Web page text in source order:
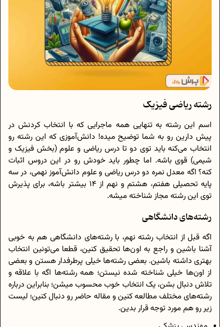
رشته ریاضی فیزیک
اسم این رشته به تنهایی همه ماجرایی که با انتخاب کردنش در
پیش دارین رو به شما توضیح میده! دانش‌آموزی که این رشته رو
انتخاب می‌کنه باید توی دو تا درس ریاضی و علوم (بخش فیزیک و
شیمی) قوی باشه. اما چطور باید خودش رو در این دروس اثبات
کنه؟ اگه معدل نمره دو درس ریاضی و علوم دانش‌آموز نهمی، در سه
پایه تحصیلی هفتم، هشتم و نهم از 14 بیشتر باشه، برای پذیرش
توی این رشته مجاز شناخته میشه.
رشته‌های دانشگاهی
اگه قبل از انتخاب رشته نهم، با رشته‌های دانشگاهی هم به خوبی
آشنا باشین و راجع به اون‌ها تحقیق کنین، قطعا می‌تونین انتخاب
بهتری داشته باشین. بعضی رشته‌ها خیلی پرطرفدار هستن و بعضی
از اون‌ها خیلی شناخته شده نیستن؛ همه رشته‌ها اگه با علاقه و
تلاش دنبال بشن، یک انتخاب خوب محسوب میشن؛ بنابراین درباره
رشته‌های مختلف مطالعه کنین و مقاله حاضر رو دنبال کنین؛ لیست
زیر رو هم مورد توجه قرار بدین.